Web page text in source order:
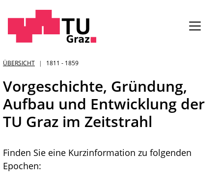
Sie
ÜBERSICHT 1811 - 1859
Vorgeschichte, Gründung,
Aufbau und Entwicklung der
TU Graz im Zeitstrahl
Finden Sie eine Kurzinformation zu folgenden
Epochen: